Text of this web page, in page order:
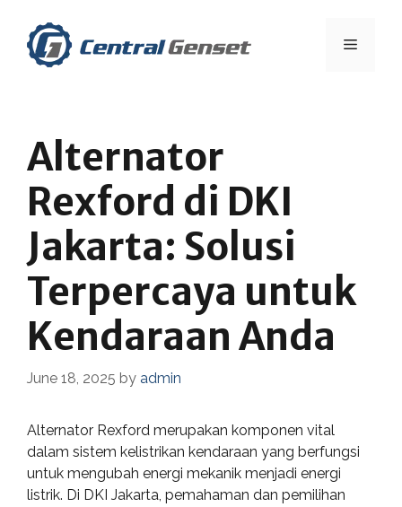
content
Menu
Alternator
Rexford di DKI
Jakarta: Solusi
Terpercaya untuk
Kendaraan Anda
June 18, 2025 by admin
Alternator Rexford merupakan komponen vital
dalam sistem kelistrikan kendaraan yang berfungsi
untuk mengubah energi mekanik menjadi energi
listrik. Di DKI Jakarta, pemahaman dan pemilihan